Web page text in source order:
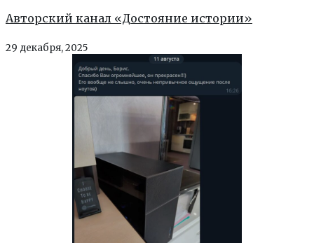
Авторский канал «Достояние истории»
29 декабря, 2025